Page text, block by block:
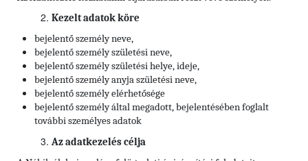
Kezelt adatok köre
bejelentő személy neve,
bejelentő személy születési neve,
bejelentő személy születési helye, ideje,
bejelentő személy anyja születési neve,
bejelentő személy elérhetősége
bejelentő személy által megadott, bejelentésében foglalt
további személyes adatok
Az adatkezelés célja